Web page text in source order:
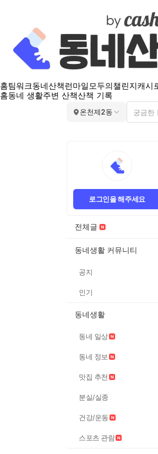
홈팀워크동네산책 런마일모두의챌린지캐시
홈동네 생활주변 산책산책 기록
온천제2동
로그인을 해주세요
전체글
동네생활 커뮤니티
공지
인기
동네생활
동네 일상
동네 정보
맛집 추천
분실/실종
건강/운동
스포츠 관람